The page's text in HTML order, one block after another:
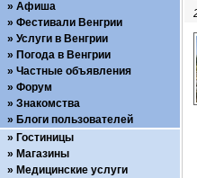
Афиша
Фестивали Венгрии
Услуги в Венгрии
Погода в Венгрии
Частные объявления
Форум
Знакомства
Блоги пользователей
Гостиницы
Магазины
Медицинские услуги